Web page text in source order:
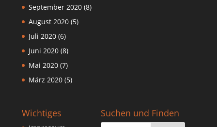
September 2020(8)
August 2020(5)
Juli 2020(6)
Juni 2020(8)
Mai 2020(7)
März 2020(5)
Wichtiges Suchen und Finden